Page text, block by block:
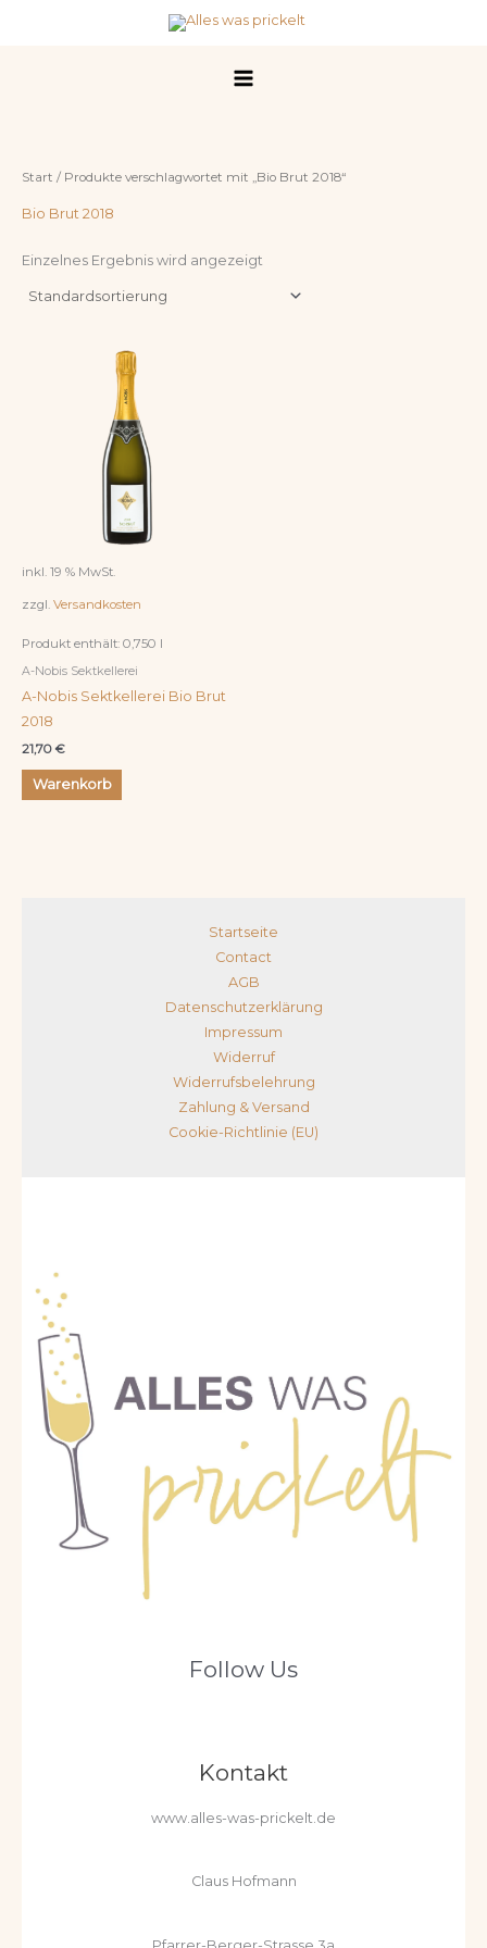
Start / Produkte verschlagwortet mit „Bio Brut 2018“
Bio Brut 2018
Einzelnes Ergebnis wird angezeigt
inkl. 19 % MwSt.
zzgl. Versandkosten
Produkt enthält: 0,750 l
A-Nobis Sektkellerei
A-Nobis Sektkellerei Bio Brut
2018
21,70€
Warenkorb
Startseite
Contact
AGB
Datenschutzerklärung
Impressum
Widerruf
Widerrufsbelehrung
Zahlung & Versand
Cookie-Richtlinie (EU)
Follow Us
Kontakt
www.alles-was-prickelt.de
Claus Hofmann